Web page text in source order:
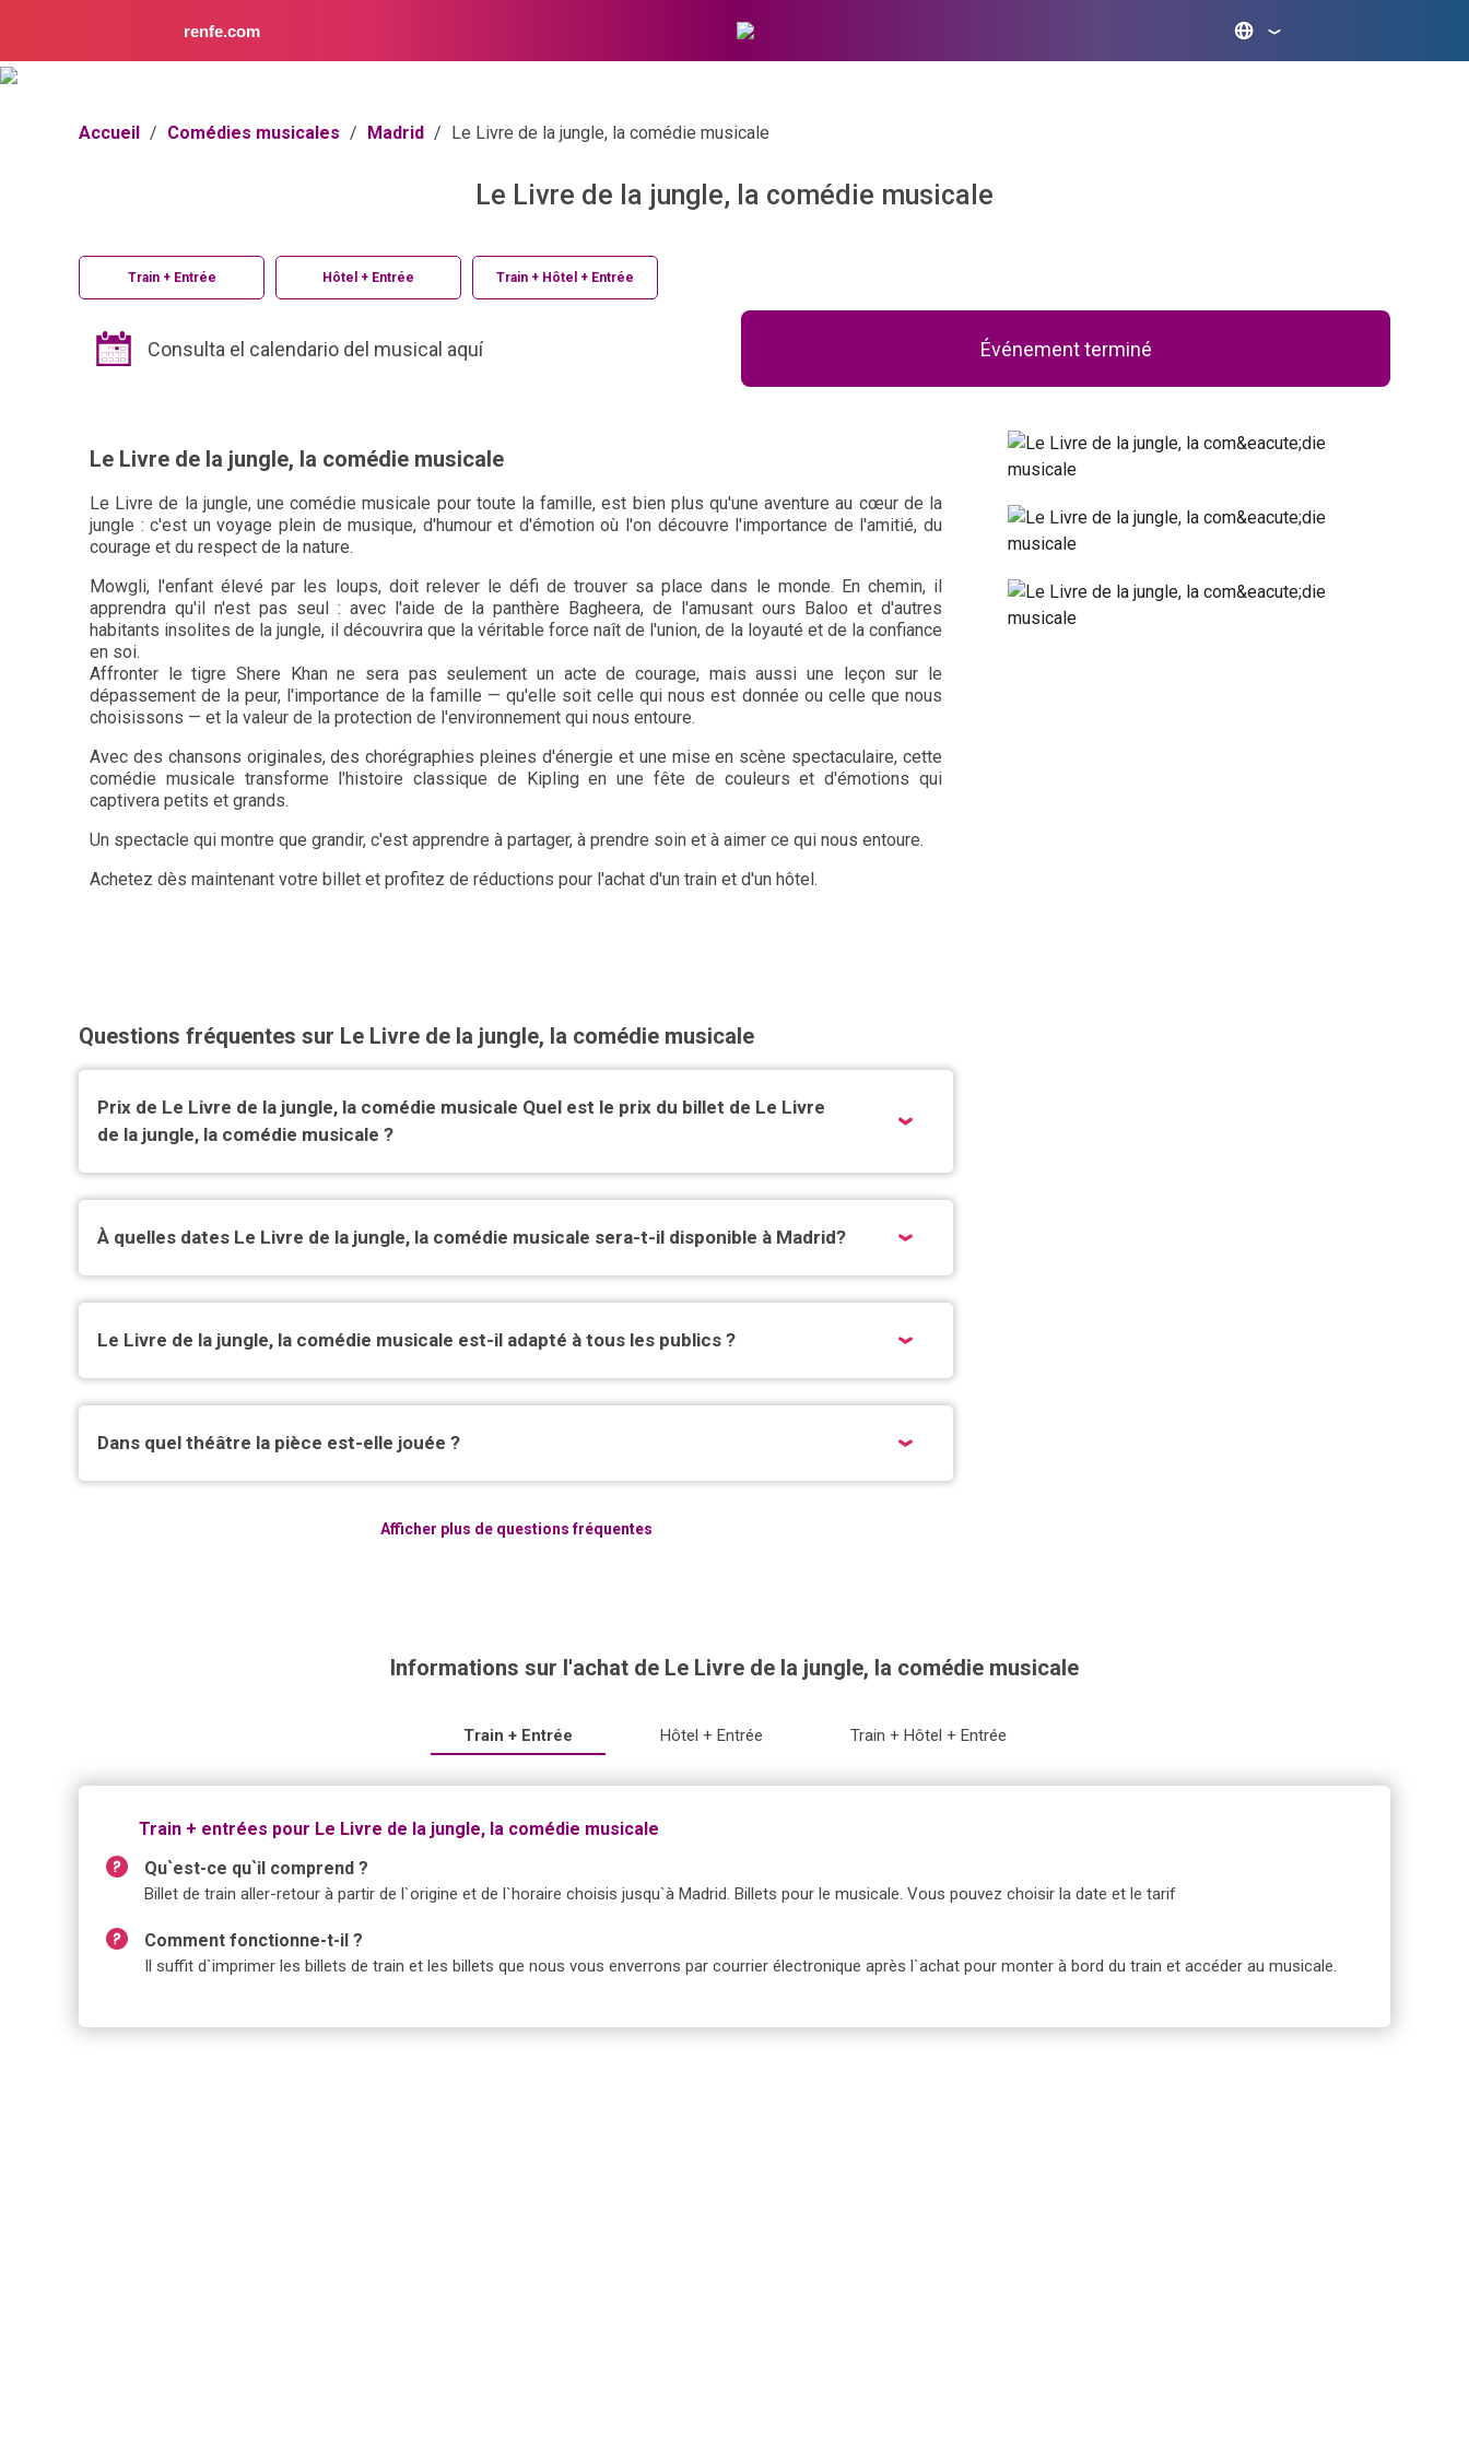
renfe.com
Accueil / Comédies musicales / Madrid / Le Livre de la jungle, la comédie musicale
Le Livre de la jungle, la comédie musicale
Train + Entrée Hôtel + Entrée Train + Hôtel + Entrée
Consulta el calendario del musical aquí Événement terminé
Le Livre de la jungle, la comédie musicale
Le Livre de la jungle, une comédie musicale pour toute la famille, est bien plus qu'une aventure au cœur de la
jungle : c'est un voyage plein de musique, d'humour et d'émotion où l'on découvre l'importance de l'amitié, du
courage et du respect de la nature.
Mowgli, l'enfant élevé par les loups, doit relever le défi de trouver sa place dans le monde. En chemin, il
apprendra qu'il n'est pas seul : avec l'aide de la panthère Bagheera, de l'amusant ours Baloo et d'autres
habitants insolites de la jungle, il découvrira que la véritable force naît de l'union, de la loyauté et de la confiance
en soi.
Affronter le tigre Shere Khan ne sera pas seulement un acte de courage, mais aussi une leçon sur le
dépassement de la peur, l'importance de la famille — qu'elle soit celle qui nous est donnée ou celle que nous
choisissons — et la valeur de la protection de l'environnement qui nous entoure.
Avec des chansons originales, des chorégraphies pleines d'énergie et une mise en scène spectaculaire, cette
comédie musicale transforme l'histoire classique de Kipling en une fête de couleurs et d'émotions qui
captivera petits et grands.
Un spectacle qui montre que grandir, c'est apprendre à partager, à prendre soin et à aimer ce qui nous entoure.
Achetez dès maintenant votre billet et profitez de réductions pour l'achat d'un train et d'un hôtel.
Questions fréquentes sur Le Livre de la jungle, la comédie musicale
Prix de Le Livre de la jungle, la comédie musicale Quel est le prix du billet de Le Livre
de la jungle, la comédie musicale ?
À quelles dates Le Livre de la jungle, la comédie musicale sera-t-il disponible à Madrid?
Le Livre de la jungle, la comédie musicale est-il adapté à tous les publics ?
Dans quel théâtre la pièce est-elle jouée ?
Afficher plus de questions fréquentes
Informations sur l'achat de Le Livre de la jungle, la comédie musicale
Train + Entrée Hôtel + Entrée Train + Hôtel + Entrée
Train + entrées pour Le Livre de la jungle, la comédie musicale
Qu`est-ce qu`il comprend ?
Billet de train aller-retour à partir de l`origine et de l`horaire choisis jusqu`à Madrid. Billets pour le musicale. Vous pouvez choisir la date et le tarif
Comment fonctionne-t-il ?
Il suffit d`imprimer les billets de train et les billets que nous vous enverrons par courrier électronique après l`achat pour monter à bord du train et accéder au musicale.